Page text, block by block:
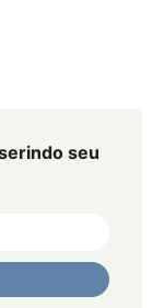
seu